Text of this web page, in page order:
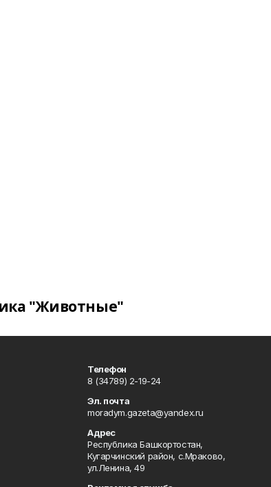
"Животные"
Телефон
8 (34789) 2-19-24
Эл. почта
moradym.gazeta@yandex.ru
Адрес
Республика Башкортостан,
Кугарчинский район, с.Мраково,
ул.Ленина, 49